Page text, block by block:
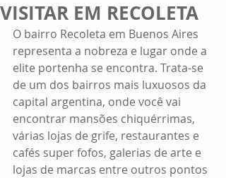
VISITAR EM RECOLETA
O bairro Recoleta em Buenos Aires
representa a nobreza e lugar onde a
elite portenha se encontra. Trata-se
de um dos bairros mais luxuosos da
capital argentina, onde você vai
encontrar mansões chiquérrimas,
várias lojas de grife, restaurantes e
cafés super fofos, galerias de arte e
lojas de marcas entre outros pontos